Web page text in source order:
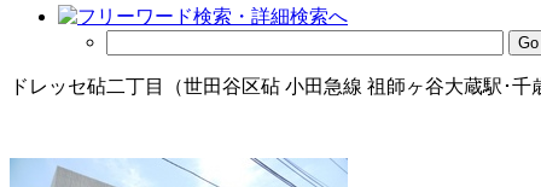
ドレッセ砧二丁目（世田谷区砧 小田急線 祖師ヶ谷大蔵駅･千